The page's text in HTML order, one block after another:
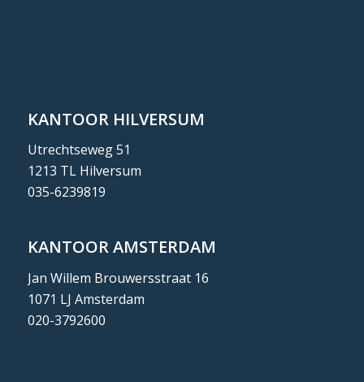
KANTOOR HILVERSUM
Utrechtseweg 51
1213 TL Hilversum
035-6239819
KANTOOR AMSTERDAM
Jan Willem Brouwersstraat 16
1071 LJ Amsterdam
020-3792600